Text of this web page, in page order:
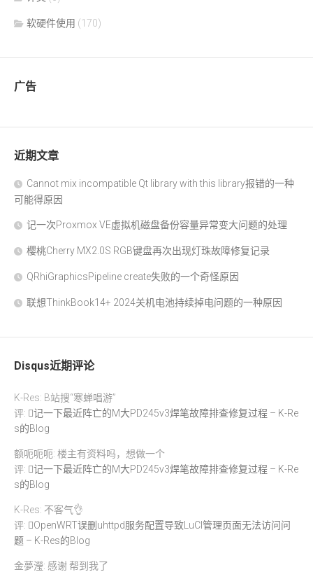
软硬件使用 (170)
广告
近期文章
Cannot mix incompatible Qt library with this library报错的一种
可能得原因
记一次Proxmox VE虚拟机磁盘备份容量异常变大问题的处理
樱桃Cherry MX2.0S RGB键盘再次出现灯珠故障修复记录
QRhiGraphicsPipeline create失败的一个奇怪原因
联想ThinkBook14+ 2024关机电池持续掉电问题的一种原因
Disqus近期评论
K-Res: B站搜“寒蝉唱游”
评:
记一下最近阵亡的M大PD245v3焊笔故障排查修复过程 – K-Re
s的Blog
额呃呃呃: 楼主有资料吗，想做一个
评:
记一下最近阵亡的M大PD245v3焊笔故障排查修复过程 – K-Re
s的Blog
K-Res: 不客气👌
评:
OpenWRT误删uhttpd服务配置导致LuCI管理页面无法访问问
题 – K-Res的Blog
金夢瀅: 感谢 帮到我了